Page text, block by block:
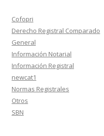
Cofopri
Derecho Registral Comparado
General
Información Notarial
Información Registral
newcat1
Normas Registrales
Otros
SBN